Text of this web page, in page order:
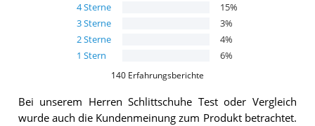
4Sterne 15%
3Sterne 3%
2Sterne 4%
1 Stern 6%
140 Erfahrungsberichte
Bei unserem Herren Schlittschuhe Test oder Vergleich
wurde auch die Kundenmeinung zum Produkt betrachtet.